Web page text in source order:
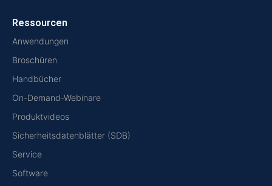
Ressourcen
Anwendungen
Broschüren
Handbücher
On-Demand-Webinare
Produktvideos
Sicherheitsdatenblätter (SDB)
Service
Software